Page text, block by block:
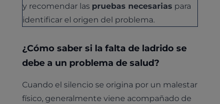
y recomendar las pruebas necesarias para
identificar el origen del problema.
¿Cómo saber si la falta de ladrido se
debe a un problema de salud?
Cuando el silencio se origina por un malestar
físico, generalmente viene acompañado de